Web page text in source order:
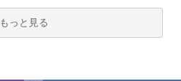
もっと見る